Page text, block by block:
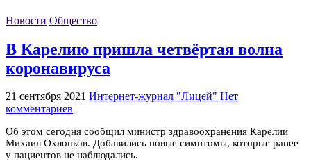
Новости Общество
В Карелию пришла четвёртая волна
коронавируса
21 сентября 2021 Интернет-журнал "Лицей" Нет
комментариев
Об этом сегодня сообщил министр здравоохранения Карелии
Михаил Охлопков. Добавились новые симптомы, которые ранее
у пациентов не наблюдались.